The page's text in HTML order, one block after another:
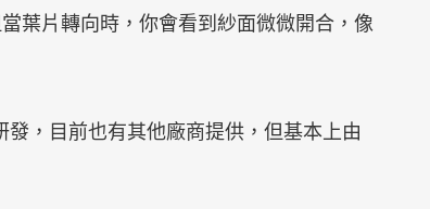
葉片轉向時，你會看到紗面微微開合，像
發，目前也有其他廠商提供，但基本上由